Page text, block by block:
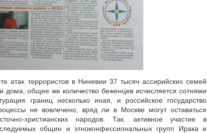
атак террористов в Ниневии 37 тысяч ассирийских семей
дома; общее же количество беженцев исчисляется сотнями
границ несколько иная, и российское государство
не вовлечено, вряд ли в Москве могут оставаться
христианских народов. Так, активное участие в
общин и этноконфессиональных групп Ирака и